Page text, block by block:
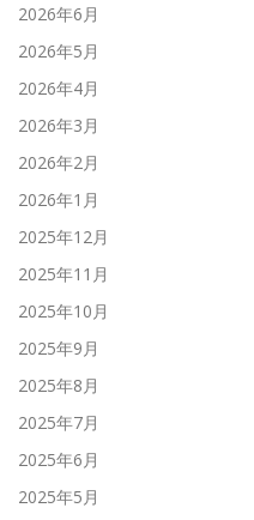
2026年6月
2026年5月
2026年4月
2026年3月
2026年2月
2026年1月
2025年12月
2025年11月
2025年10月
2025年9月
2025年8月
2025年7月
2025年6月
2025年5月